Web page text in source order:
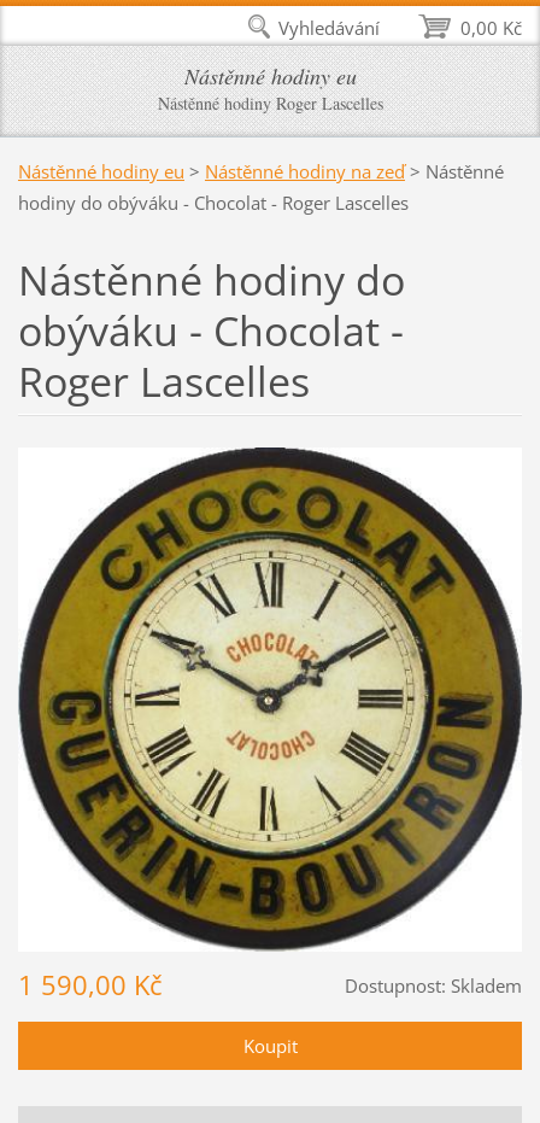
Nástěnné hodiny eu
Nástěnné hodiny Roger Lascelles
Nástěnné hodiny eu > Nástěnné hodiny na zeď > Nástěnné
hodiny do obýváku - Chocolat - Roger Lascelles
Nástěnné hodiny do
obýváku - Chocolat -
Roger Lascelles
Dostupnost: Skladem
1 590,00 Kč
0,00 Kč
Vyhledávání